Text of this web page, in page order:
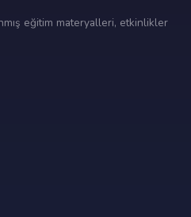
eğitim materyalleri, etkinlikler